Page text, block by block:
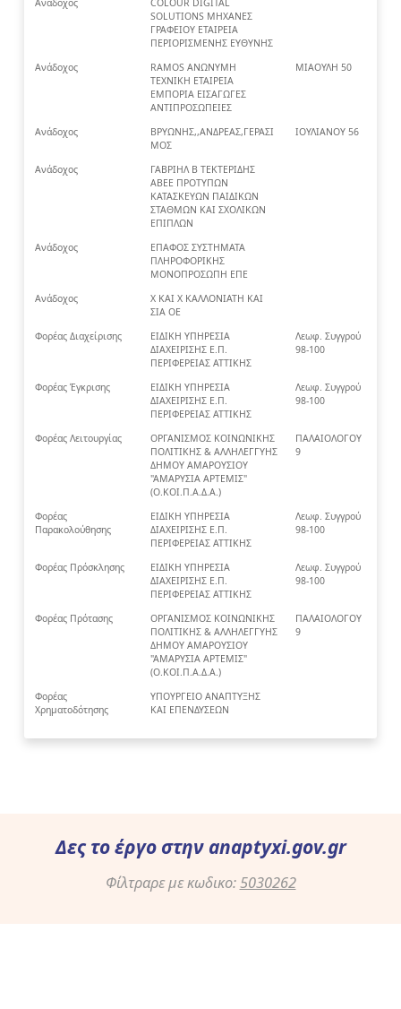
Ανάδοχος
COLOUR DIGITAL
SOLUTIONS ΜΗΧΑΝΕΣ
ΓΡΑΦΕΙΟΥ ΕΤΑΙΡΕΙΑ
ΠΕΡΙΟΡΙΣΜΕΝΗΣ ΕΥΘΥΝΗΣ
Ανάδοχος
RAMOS ΑΝΩΝΥΜΗ
ΤΕΧΝΙΚΗ ΕΤΑΙΡΕΙΑ
ΕΜΠΟΡΙΑ ΕΙΣΑΓΩΓΕΣ
ΑΝΤΙΠΡΟΣΩΠΕΙΕΣ
ΜΙΑΟΥΛΗ 50
Ανάδοχος
ΒΡΥΩΝΗΣ,,ΑΝΔΡΕΑΣ,ΓΕΡΑΣΙ
ΜΟΣ
ΙΟΥΛΙΑΝΟΥ 56
Ανάδοχος
ΓΑΒΡΙΗΛ Β ΤΕΚΤΕΡΙΔΗΣ
ΑΒΕΕ ΠΡΟΤΥΠΩΝ
ΚΑΤΑΣΚΕΥΩΝ ΠΑΙΔΙΚΩΝ
ΣΤΑΘΜΩΝ ΚΑΙ ΣΧΟΛΙΚΩΝ
ΕΠΙΠΛΩΝ
Ανάδοχος
ΕΠΑΦΟΣ ΣΥΣΤΗΜΑΤΑ
ΠΛΗΡΟΦΟΡΙΚΗΣ
ΜΟΝΟΠΡΟΣΩΠΗ ΕΠΕ
Ανάδοχος
Χ ΚΑΙ Χ ΚΑΛΛΟΝΙΑΤΗ ΚΑΙ
ΣΙΑ ΟΕ
Φορέας Διαχείρισης
ΕΙΔΙΚΗ ΥΠΗΡΕΣΙΑ
ΔΙΑΧΕΙΡΙΣΗΣ Ε.Π.
ΠΕΡΙΦΕΡΕΙΑΣ ΑΤΤΙΚΗΣ
Λεωφ. Συγγρού
98-100
Φορέας Έγκρισης
ΕΙΔΙΚΗ ΥΠΗΡΕΣΙΑ
ΔΙΑΧΕΙΡΙΣΗΣ Ε.Π.
ΠΕΡΙΦΕΡΕΙΑΣ ΑΤΤΙΚΗΣ
Λεωφ. Συγγρού
98-100
Φορέας Λειτουργίας
ΟΡΓΑΝΙΣΜΟΣ ΚΟΙΝΩΝΙΚΗΣ
ΠΟΛΙΤΙΚΗΣ & ΑΛΛΗΛΕΓΓΥΗΣ
ΔΗΜΟΥ ΑΜΑΡΟΥΣΙΟΥ
"ΑΜΑΡΥΣΙΑ ΑΡΤΕΜΙΣ"
(Ο.ΚΟΙ.Π.Α.Δ.Α.)
ΠΑΛΑΙΟΛΟΓΟΥ
9
Φορέας
Παρακολούθησης
ΕΙΔΙΚΗ ΥΠΗΡΕΣΙΑ
ΔΙΑΧΕΙΡΙΣΗΣ Ε.Π.
ΠΕΡΙΦΕΡΕΙΑΣ ΑΤΤΙΚΗΣ
Λεωφ. Συγγρού
98-100
Φορέας Πρόσκλησης
ΕΙΔΙΚΗ ΥΠΗΡΕΣΙΑ
ΔΙΑΧΕΙΡΙΣΗΣ Ε.Π.
ΠΕΡΙΦΕΡΕΙΑΣ ΑΤΤΙΚΗΣ
Λεωφ. Συγγρού
98-100
Φορέας Πρότασης
ΟΡΓΑΝΙΣΜΟΣ ΚΟΙΝΩΝΙΚΗΣ
ΠΟΛΙΤΙΚΗΣ & ΑΛΛΗΛΕΓΓΥΗΣ
ΔΗΜΟΥ ΑΜΑΡΟΥΣΙΟΥ
"ΑΜΑΡΥΣΙΑ ΑΡΤΕΜΙΣ"
(Ο.ΚΟΙ.Π.Α.Δ.Α.)
ΠΑΛΑΙΟΛΟΓΟΥ
9
Φορέας
Χρηματοδότησης
ΥΠΟΥΡΓΕΙΟ ΑΝΑΠΤΥΞΗΣ
ΚΑΙ ΕΠΕΝΔΥΣΕΩΝ
Δες το έργο στην anaptyxi.gov.gr
Φίλτραρε με κωδικο:5030262